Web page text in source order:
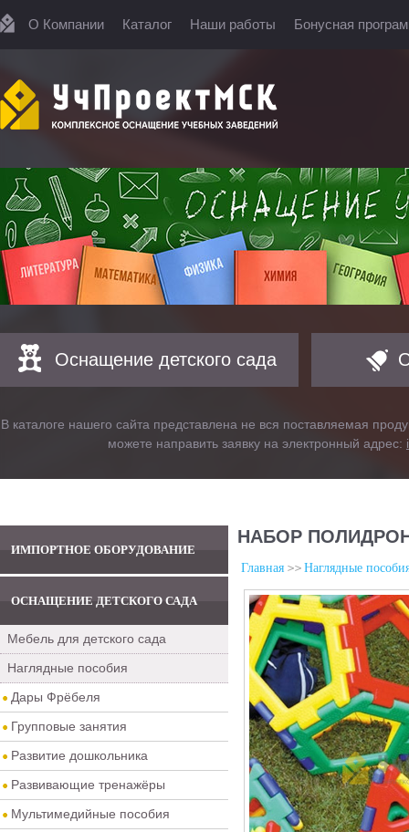
О Компании Каталог Наши работы Бонусная
Оснащение детского сада
В каталоге нашего сайта представлена не вся поставляемая
можете направить заявку на электронный адрес:
ИМПОРТНОЕ ОБОРУДОВАНИЕ
ОСНАЩЕНИЕ ДЕТСКОГО САДА
Мебель для детского сада
Наглядные пособия
Дары Фрёбеля
Групповые занятия
Развитие дошкольника
Развивающие тренажёры
Мультимедийные пособия
НАБОР
Главная Наглядные